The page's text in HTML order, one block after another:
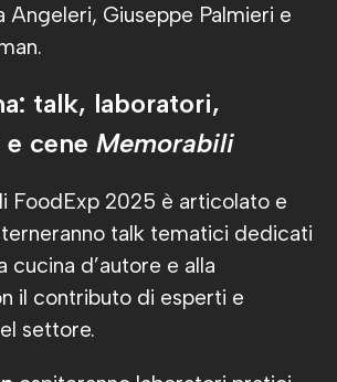
Angeleri, Giuseppe Palmieri e
talk, laboratori,
cene Memorabili
FoodExp 2025 è articolato e
talk tematici dedicati
cucina d’autore e alla
il contributo di esperti e
settore.